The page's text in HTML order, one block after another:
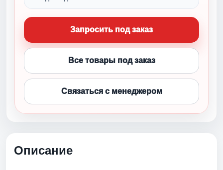
Запросить под заказ
Все товары под заказ
Связаться с менеджером
Описание